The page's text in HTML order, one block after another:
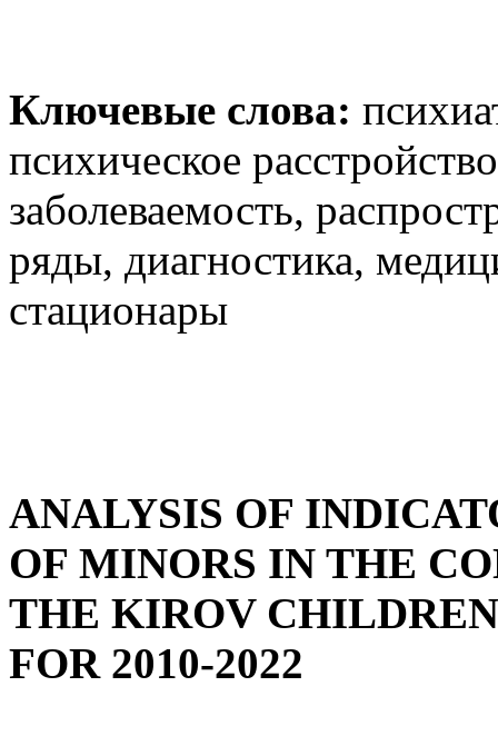
Ключевые слова:
психическое
заболеваемость,
ряды, диагностика,
стационары
ANALYSIS OF
OF MINORS IN THE
THE KIROV
FOR 2010-2022